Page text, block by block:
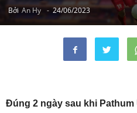
Bởi An Hy - 24/06/2023
Đúng 2 ngày sau khi